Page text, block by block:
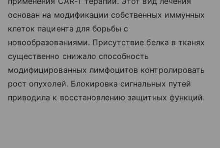
основан на модификации собственных иммунных
клеток пациента для борьбы с
новообразованиями. Присутствие белка в тканях
существенно снижало способность
модифицированных лимфоцитов контролировать
рост опухолей. Блокировка сигнальных путей
приводила к восстановлению защитных функций.